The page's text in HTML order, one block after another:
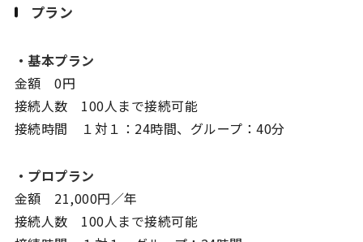
プラン
・基本プラン
金額 0円
接続人数 100人まで接続可能
接続時間 １対１：24時間、グループ：40分
・プロプラン
金額 21,000円／年
接続人数 100人まで接続可能